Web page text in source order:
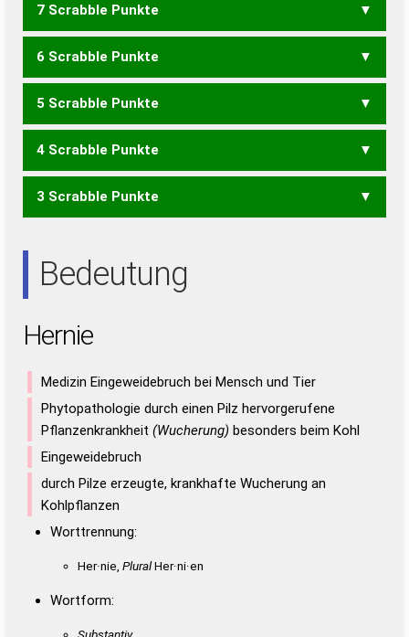
7 Scrabble Punkte
HEINER HEREIN REIHEN
6 Scrabble Punkte
EHERN EHREN HEINE
REIHN
RHEIN RIEHE
5 Scrabble Punkte
EHEN EHER EHRE HEER
RIEH EIERN EINER NIERE REINE
4 Scrabble Punkte
EHE EHR HEI HIE HIN
EREN IREN NEER REIN RENE
3 Scrabble Punkte
Bedeutung
Hernie
Medizin Eingeweidebruch bei Mensch und Tier
Phytopathologie durch einen Pilz hervorgerufene
Pflanzenkrankheit (Wucherung) besonders beim Kohl
Eingeweidebruch
durch Pilze erzeugte, krankhafte Wucherung an
Kohlpflanzen
Worttrennung:
Her·nie, PluralHer·ni·en
Wortform: